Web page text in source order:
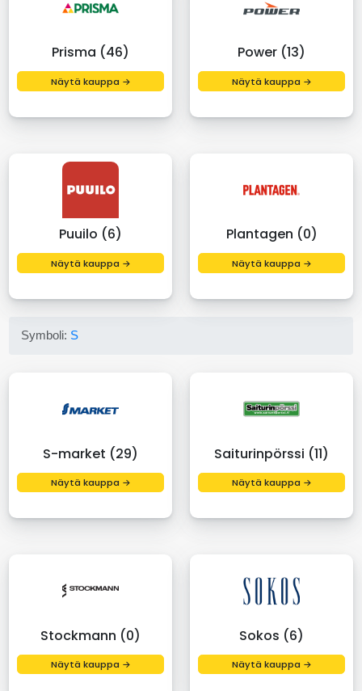
Prisma (46)
Näytä kauppa →
Power (13)
Näytä kauppa →
Puuilo (6)
Näytä kauppa →
Plantagen (0)
Näytä kauppa →
Symboli: S
S-market (29)
Näytä kauppa →
Saiturinpörssi (11)
Näytä kauppa →
Stockmann (0)
Näytä kauppa →
Sokos (6)
Näytä kauppa →